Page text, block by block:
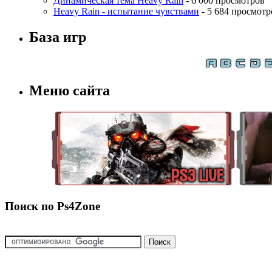
Heavy Rain - испытание чувствами - 5 684
База игр
Меню сайта
Поиск по Ps4Zone